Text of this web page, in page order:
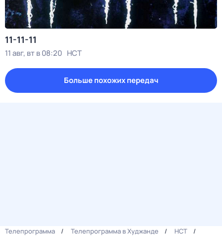
11-11-11
11 авг, вт в 08:20 НСТ
Больше похожих передач
Телепрограмма Телепрограмма в Худжанде
НСТ